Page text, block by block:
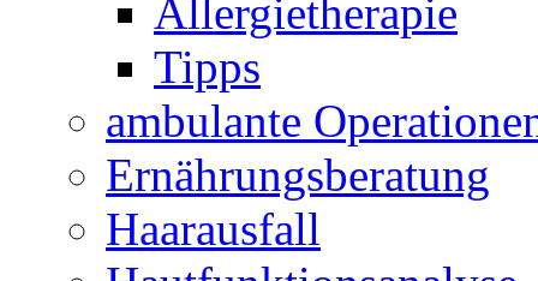
Allergietherapie
Tipps
ambulante
Ernährungsberatung
Haarausfall